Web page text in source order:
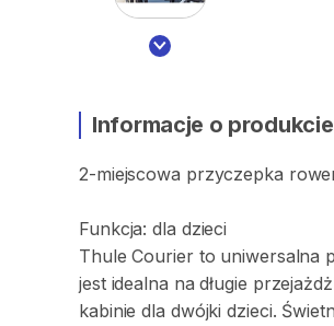
Informacje o produkcie
2-miejscowa przyczepka
Funkcja: dla dzieci
Thule Courier to uniwersalna
jest idealna na długie
kabinie dla dwójki dzieci.